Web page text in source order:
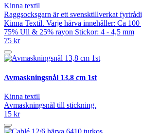
Kinna textil
Raggsocksgarn är ett svensktillverkat
Kinna Textil. Varje härva innehåller: Ca
75% Ull & 25% rayon Stickor: 4 - 4,5 mm
75 kr
Avmaskningsnål 13,8 cm 1st
Kinna textil
Avmaskningsnål till stickning.
15 kr